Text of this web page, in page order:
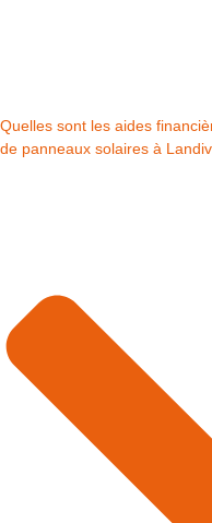
Quelles sont les aides
de panneaux solaires à